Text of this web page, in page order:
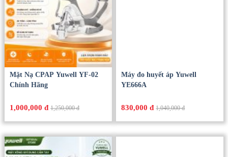
Mặt Nạ CPAP Yuwell YF-02
Chính Hãng
1,000,000 đ 1,250,000 đ
Máy đo huyết áp Yuwell
YE666A
830,000 đ 1,040,000 đ